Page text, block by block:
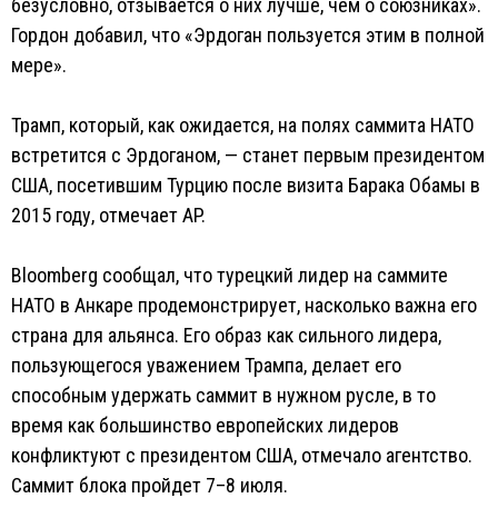
безусловно, отзывается о них лучше, чем о союзниках».
Гордон добавил, что «Эрдоган пользуется этим в полной
мере».
Трамп, который, как ожидается, на полях саммита НАТО
встретится с Эрдоганом, — станет первым президентом
США, посетившим Турцию после визита Барака Обамы в
2015 году, отмечает AP.
Bloomberg сообщал, что турецкий лидер на саммите
НАТО в Анкаре продемонстрирует, насколько важна его
страна для альянса. Его образ как сильного лидера,
пользующегося уважением Трампа, делает его
способным удержать саммит в нужном русле, в то
время как большинство европейских лидеров
конфликтуют с президентом США, отмечало агентство.
Саммит блока пройдет 7–8 июля.